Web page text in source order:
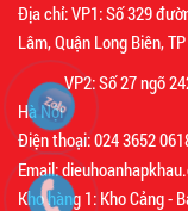
Địa chỉ: VP1: Số 329
Lâm, Quận Long Biên,
VP2: Số 27 ngõ 242
Hà Nội
Điện thoại: 024 3652
Email:
Kho hàng 1: Kho Cảng -